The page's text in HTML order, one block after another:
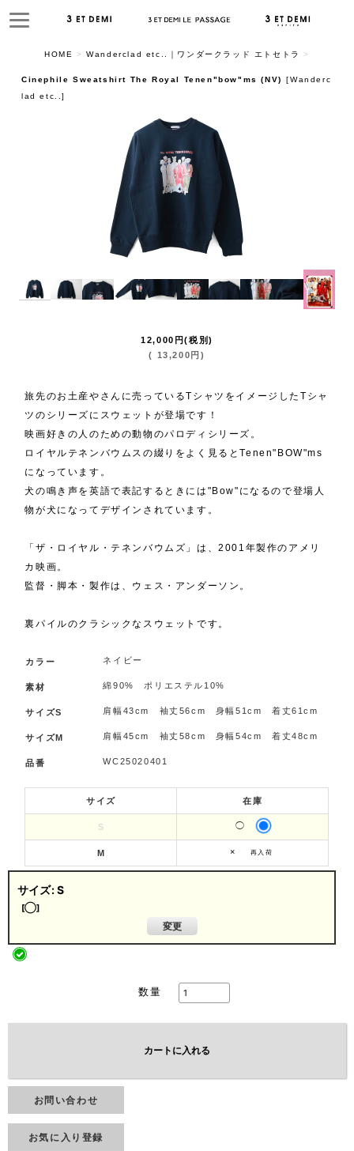
HOME > Wanderclad etc..｜ワンダークラッド エトセトラ >
Cinephile Sweatshirt The Royal Tenen"bow"ms (NV) [Wanderc
lad etc..]
12,000 円(税別)
( 13,200 円 )
旅先のお土産やさんに売っているTシャツをイメージしたTシャ
ツのシリーズにスウェットが登場です！
映画好きの人のための動物のパロディシリーズ。
ロイヤルテネンバウムスの綴りをよく見るとTenen"BOW"ms
になっています。
犬の鳴き声を英語で表記するときには"Bow"になるので登場人
物が犬になってデザインされています。
「ザ・ロイヤル・テネンバウムズ」は、2001年製作のアメリ
カ映画。
監督・脚本・製作は、ウェス・アンダーソン。
裏パイルのクラシックなスウェットです。
カラー ネイビー
素材 綿90% ポリエステル10%
サイズS 肩幅43cm 袖丈56cm 身幅51cm 着丈61cm
サイズM 肩幅45cm 袖丈58cm 身幅54cm 着丈48cm
品番 WC25020401
サイズ 在庫
S ◯
M × 再入荷
サイズ:S
[◯]
変更
数量
カートに入れる
お問い合わせ
お気に入り登録